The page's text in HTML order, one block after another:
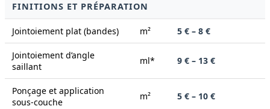
FINITIONS ET PRÉPARATION
Jointoiement plat (bandes) m² 5 € – 8 €
Jointoiement d’angle
saillant
ml* 9 € – 13 €
Ponçage et application
sous-couche
m² 5 € – 10 €